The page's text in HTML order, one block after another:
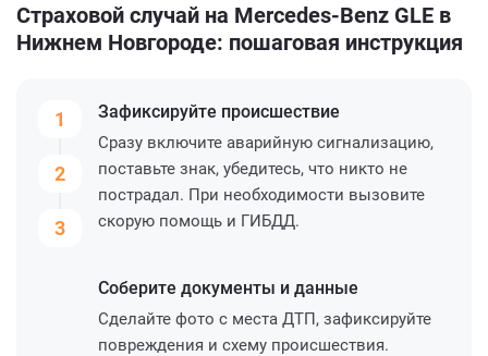
Страховой случай на Mercedes-Benz GLE в
Нижнем Новгороде: пошаговая инструкция
1
2
3
Зафиксируйте происшествие
Сразу включите аварийную сигнализацию,
поставьте знак, убедитесь, что никто не
пострадал. При необходимости вызовите
скорую помощь и ГИБДД.
Соберите документы и данные
Сделайте фото с места ДТП, зафиксируйте
повреждения и схему происшествия.